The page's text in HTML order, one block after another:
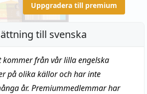
Uppgradera till premium
till svenska
kommer från vår lilla engelska
på olika källor och har inte
år. Premiummedlemmar har